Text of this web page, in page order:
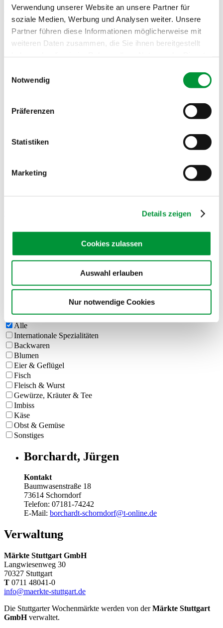
Verwendung unserer Website an unsere Partner für
soziale Medien, Werbung und Analysen weiter. Unsere
Partner führen diese Informationen möglicherweise mit
weiteren Daten zusammen, die Sie ihnen bereitgestellt
Notwendig
Präferenzen
Statistiken
Marketing
Details zeigen
Cookies zulassen
Auswahl erlauben
Nur notwendige Cookies
der Wochenmarkt Zuffenhausen ist aufgrund von Bauarbeiten um
ca. 100…
Geschichte
Übersicht
Social Media
Wochenmärkte
Stuttgart Ost / Gablenberg,
Mittwoch, 07:00 – 12:00 Uhr
Alle
Internationale Spezialitäten
Backwaren
Blumen
Eier & Geflügel
Fisch
Fleisch & Wurst
Gewürze, Kräuter & Tee
Imbiss
Käse
Obst & Gemüse
Sonstiges
Borchardt, Jürgen
Kontakt
Baumwasenstraße 18
73614 Schorndorf
Telefon: 07181-74242
E-Mail: borchardt-schorndorf@t-online.de
Verwaltung
Märkte Stuttgart GmbH
Langwiesenweg 30
70327 Stuttgart
T 0711 48041-0
info@maerkte-stuttgart.de
Die Stuttgarter Wochenmärkte werden von derMärkte Stuttgart
GmbHverwaltet.